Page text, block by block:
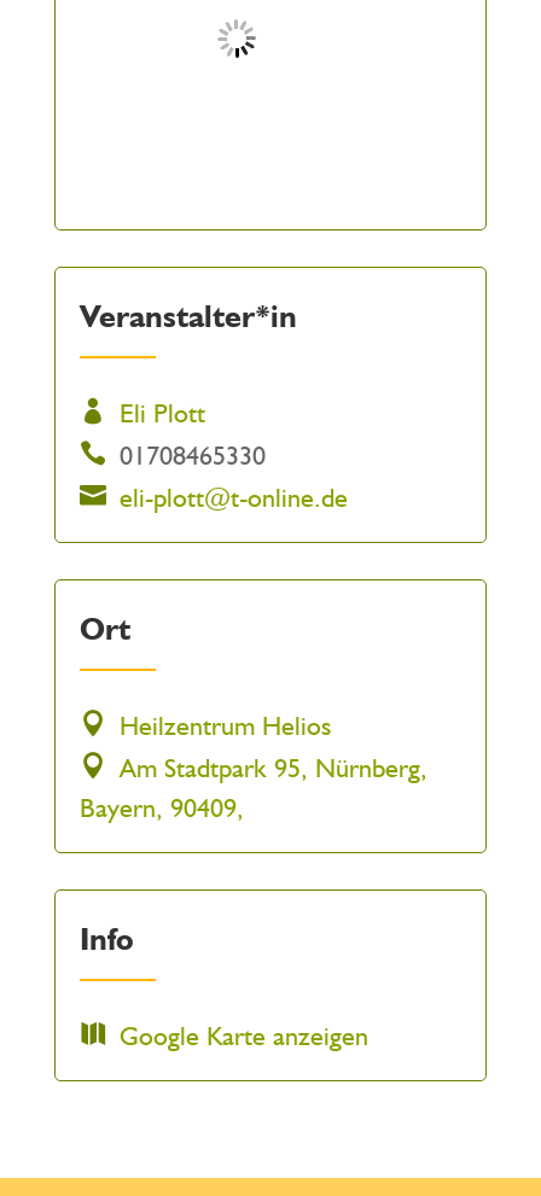
Veranstalter*in
Eli Plott
01708465330
eli-plott@t-online.de
Ort
Heilzentrum Helios
Am Stadtpark 95, Nürnberg,
Bayern, 90409,
Info
Google Karte anzeigen